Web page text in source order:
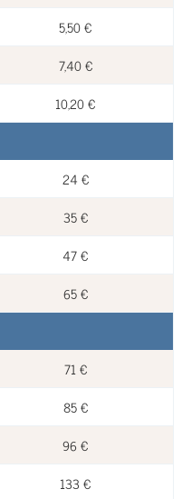
5,50 €
7,40 €
10,20 €
24 €
35 €
47 €
65 €
71 €
85 €
96 €
133 €